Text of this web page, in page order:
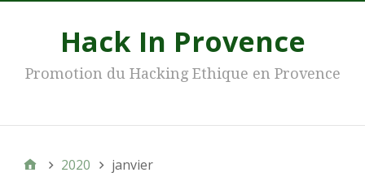
Hack In Provence
Promotion du Hacking Ethique en Provence
2020 janvier